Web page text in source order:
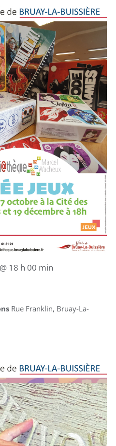
18 h 00 min
Rue Franklin, Bruay-La-